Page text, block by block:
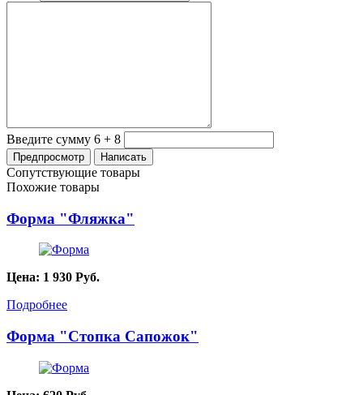
Введите сумму 6 + 8
Сопутствующие товары
Похожие товары
Форма "Фляжка"
Цена: 1 930 Руб.
Подробнее
Форма "Стопка Сапожок"